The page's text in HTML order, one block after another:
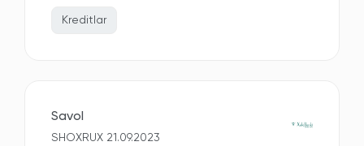
Kreditlar
Savol
SHOXRUX 21.09.2023